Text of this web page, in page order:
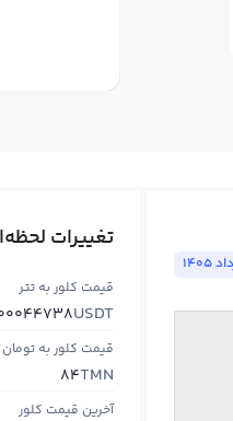
تغییرات
قیمت کلور به تتر
USDT
قیمت کلور به تومان
TMN
84
آخرین قیمت کلور